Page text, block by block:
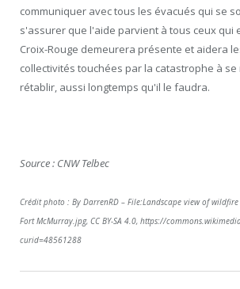
communiquer avec tous les évacués qui se
s'assurer que l'aide parvient à tous ceux qui
Croix-Rouge demeurera présente et aidera
collectivités touchées par la catastrophe à
rétablir, aussi longtemps qu'il le faudra.
Source : CNW Telbec
Crédit photo : By DarrenRD – File:Landscape view of
Fort McMurray.jpg, CC BY-SA 4.0, https://
curid=48561288